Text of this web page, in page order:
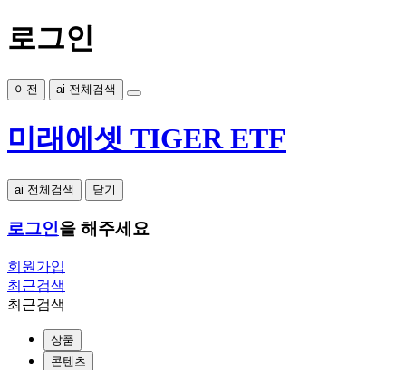
로그인
이전 ai 전체검색
미래에셋 TIGER ETF
ai 전체검색 닫기
로그인을 해주세요
회원가입
최근검색
최근검색
상품
콘텐츠